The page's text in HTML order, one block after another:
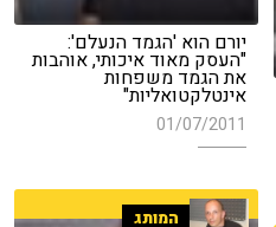
יורם הוא 'הגמד הנעלם':
"העסק מאוד איכותי, אוהבות
את הגמד משפחות
אינטלקטואליות"
01/07/2011
המותג